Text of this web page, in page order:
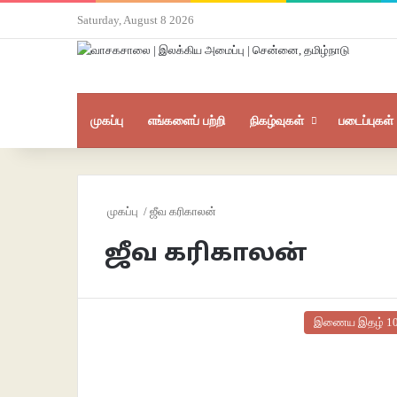
Saturday, August 8 2026
முகப்பு எங்களைப் பற்றி நிகழ்வுகள் படைப்புகள்
முகப்பு / ஜீவ கரிகாலன்
ஜீவ கரிகாலன்
இணைய இதழ்